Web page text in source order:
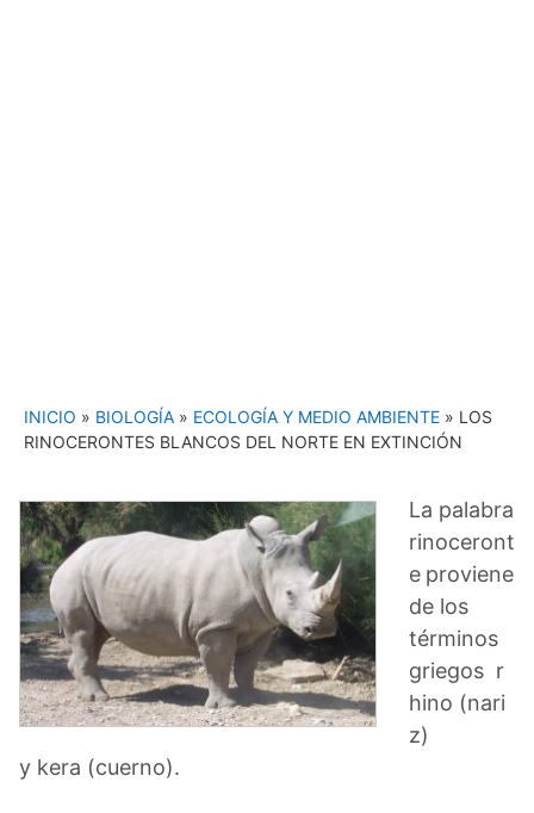
INICIO » BIOLOGÍA » ECOLOGÍA Y MEDIO AMBIENTE » LOS
RINOCERONTES BLANCOS DEL NORTE EN EXTINCIÓN
La palabra
rinoceront
e proviene
de los
términos
griegos r
hino (nari
z)
y kera (cuerno).